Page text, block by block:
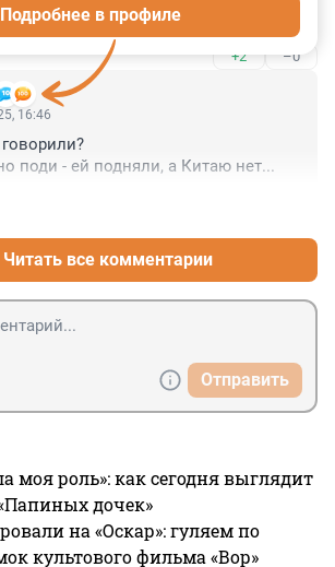
"Хожение за три моря"
+2 –0
Подробнее в профиле
16:46
поди - ей подняли, а Китаю нет...
Читать все комментарии
Отправить
моя роль»: как сегодня выглядит
дочек»
на «Оскар»: гуляем по
культового фильма «Вор»